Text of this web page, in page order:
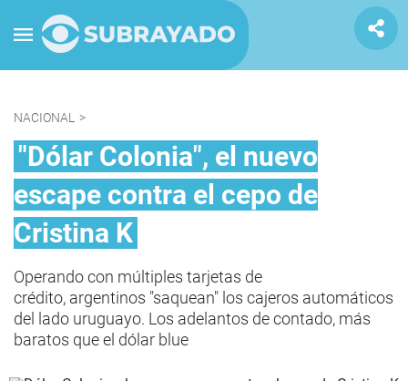
NACIONAL >
"Dólar Colonia", el nuevo
escape contra el cepo de
Cristina K
Operando con múltiples tarjetas de
crédito, argentinos "saquean" los cajeros automáticos
del lado uruguayo. Los adelantos de contado, más
baratos que el dólar blue